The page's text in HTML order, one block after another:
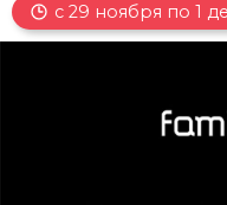
с 29 ноября по 1